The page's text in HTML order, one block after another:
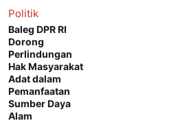
Politik
Baleg DPR RI
Dorong
Perlindungan
Hak Masyarakat
Adat dalam
Pemanfaatan
Sumber Daya
Alam